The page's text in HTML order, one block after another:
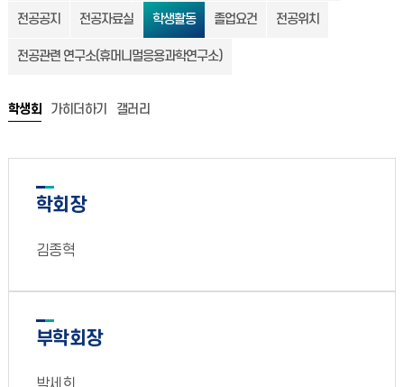
전공공지 전공자료실 학생활동 졸업요건 전공위치
전공관련 연구소(휴머니멀응용과학연구소)
학생회 가히더하기 갤러리
학회장
김종혁
부학회장